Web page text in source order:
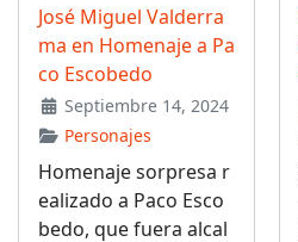
José Miguel Valderra
ma en Homenaje a Pa
co Escobedo
Septiembre 14, 2024
Personajes
Homenaje sorpresa r
ealizado a Paco Esco
bedo, que fuera alcal